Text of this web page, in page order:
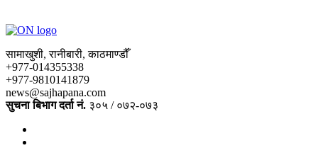
सामाखुशी, रानीबारी, काठमाण्डौँ
+977-014355338
+977-9810141879
news@sajhapana.com
सुचना बिभाग दर्ता नं. ३०५ / ०७२-०७३